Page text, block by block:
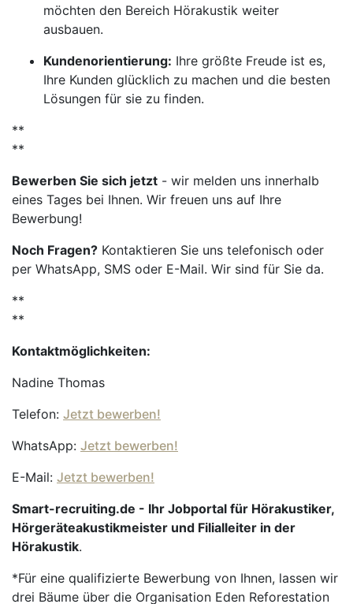
möchten den Bereich Hörakustik weiter
ausbauen.
Kundenorientierung: Ihre größte Freude ist es,
Ihre Kunden glücklich zu machen und die besten
Lösungen für sie zu finden.
**
**
Bewerben Sie sich jetzt - wir melden uns innerhalb
eines Tages bei Ihnen. Wir freuen uns auf Ihre
Bewerbung!
Noch Fragen? Kontaktieren Sie uns telefonisch oder
per WhatsApp, SMS oder E-Mail. Wir sind für Sie da.
**
**
Kontaktmöglichkeiten:
Nadine Thomas
Telefon: Jetzt bewerben!
WhatsApp: Jetzt bewerben!
E-Mail: Jetzt bewerben!
Smart-recruiting.de - Ihr Jobportal für Hörakustiker,
Hörgeräteakustikmeister und Filialleiter in der
Hörakustik.
*Für eine qualifizierte Bewerbung von Ihnen, lassen wir
drei Bäume über die Organisation Eden Reforestation